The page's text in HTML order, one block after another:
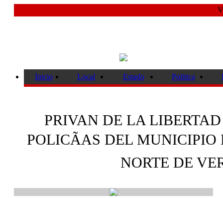
Inicio Local Estado Politica
PRIVAN DE LA
POLICÃAS DEL
NORTE DE